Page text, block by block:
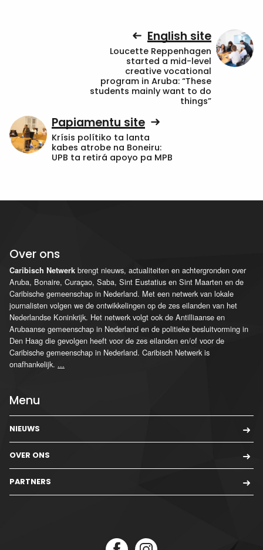
English site
Loucette Reppenhagen
started a mid-level
creative vocational
program in Aruba: “These
students mainly want to do
things”
Papiamentu site
Krísis polítiko ta lanta
kabes atrobe na Boneiru:
UPB ta retirá apoyo pa MPB
Over ons
Caribisch Netwerk brengt nieuws, actualiteiten en achtergronden over
Aruba, Bonaire, Curaçao, Saba, Sint Eustatius en Sint Maarten en de
Caribische gemeenschap in Nederland. Met een netwerk van lokale
journalisten volgen we de ontwikkelingen op de zes eilanden van het
Nederlandse Koninkrijk. Het netwerk volgt ook de Antilliaanse en
Arubaanse gemeenschap in Nederland en de politieke besluitvorming in
Den Haag die gevolgen heeft voor de zes eilanden en/of voor de
Caribische gemeenschap in Nederland. Caribisch Netwerk is
onafhankelijk. ...
Menu
NIEUWS
OVER ONS
PARTNERS